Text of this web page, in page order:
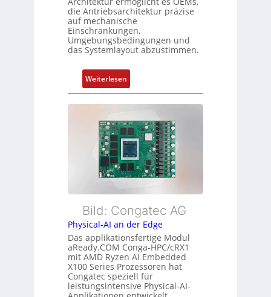
Z
u
s
t
d
b
e
r
w
a
u
n
g
g
t
f
ü
m
e
h
L
e
i
s
t
n
g
die Antriebsarchitektur präzise
auf mechanische
Einschränkungen,
Umgebungsbedingungen und
das Systemlayout abzustimmen.
Weiterlesen:
F
l
x
i
b
l
e
E
h
e
r
c
a
t
-
Bild: Congatec AG
Physical-AI an der Edge
Das applikationsfertige Modul
aReady.COM Conga-HPC/cRX1
mit AMD Ryzen AI Embedded
X100 Series Prozessoren hat
Congatec speziell für
leistungsintensive Physical-AI-